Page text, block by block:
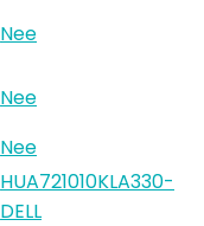
Nee
Nee
Nee
HUA721010KLA330-
DELL